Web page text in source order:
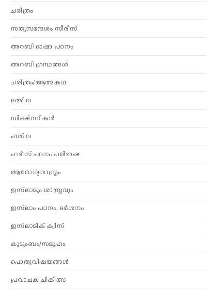
ചരിത്രം
സത്യസന്ദേശം സീരീസ്
അറബി ഭാഷാ പഠനം
അറബി ഗ്രന്ഥങ്ങൾ
ചരിത്രം/ആത്മകഥ
ദഅ് വ
ഡിക്ഷ്നറികൾ
ഫത് വ
ഹദീസ് പഠനം പരിഭാഷ
ആരോഗ്യശാസ്ത്രം
ഇസ്‌ലാമും ശാസ്ത്രവും
ഇസ്‌ലാം പഠനം, ദർശനം
ഇസ്‌ലാമിക് ക്വിസ്
കുടുംബം/സമൂഹം
പൊതുവിഷയങ്ങൾ
പ്രവാചക ചികിത്സ